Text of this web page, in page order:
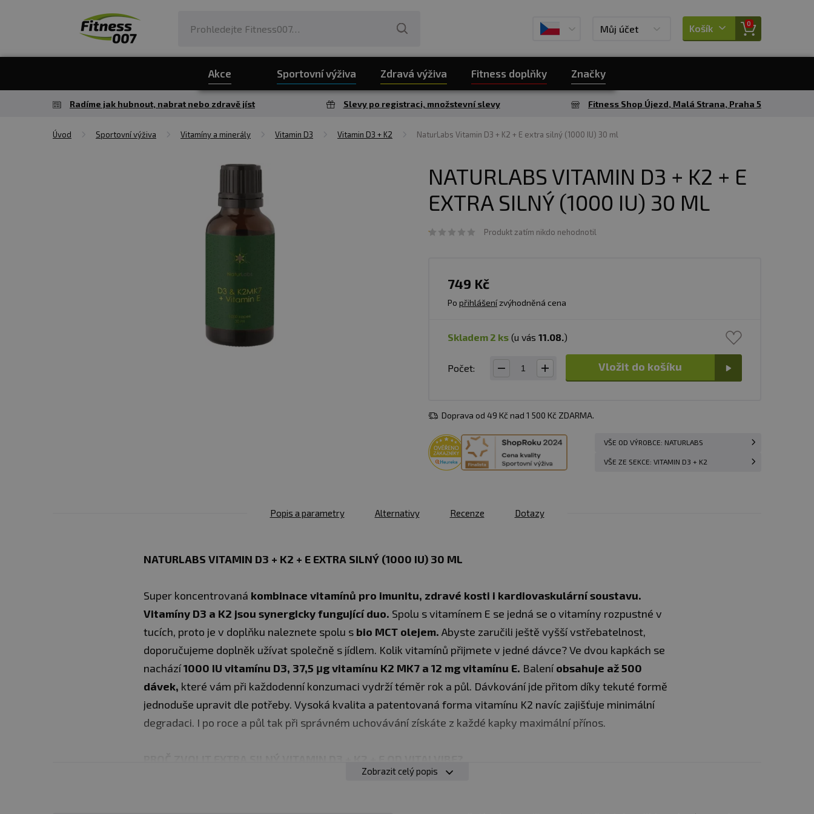
Můj účet Košík 0
Akce Sportovní výživa Zdravá výživa Fitness doplňky Značky
Radíme jak hubnout, nabrat nebo zdravě jíst Slevy po registraci, množstevní slevy Fitness Shop Újezd, Malá Strana, Praha 5
Úvod Sportovní výživa Vitamíny a minerály Vitamin D3 Vitamin D3 + K2 NaturLabs Vitamin D3 + K2 + E extra silný (1000 IU) 30 ml
NATURLABS VITAMIN D3 + K2 + E
EXTRA SILNÝ (1000 IU) 30 ML
Produkt zatím nikdo nehodnotil
749 Kč
Po přihlášenízvýhodněná cena
skladem 2 ks (u vás 11.08.)
Počet: Vložit do košíku
Doprava od 49 Kč nad 1 500 Kč ZDARMA.
VŠE OD VÝROBCE: NATURLABS
VŠE ZE SEKCE: VITAMIN D3 + K2
Popis a parametry Alternativy Recenze Dotazy
NATURLABS VITAMIN D3 + K2 + E EXTRA SILNÝ (1000 IU) 30 ML
Super koncentrovaná kombinace vitamínů pro imunitu, zdravé kosti i kardiovaskulární soustavu.
Vitamíny D3 a K2 jsou synergicky fungující duo. Spolu s vitamínem E se jedná se o vitamíny rozpustné v
tucích, proto je v doplňku naleznete spolu s bio MCT olejem. Abyste zaručili ještě vyšší vstřebatelnost,
doporučujeme doplněk užívat společně s jídlem. Kolik vitamínů přijmete v jedné dávce? Ve dvou kapkách se
nachází1000 IU vitamínu D3, 37,5 μg vitamínu K2 MK7 a 12 mg vitamínu E. Baleníobsahuje až 500
dávek, které vám při každodenní konzumaci vydrží téměr rok a půl. Dávkování jde přitom díky tekuté formě
jednoduše upravit dle potřeby. Vysoká kvalita a patentovaná forma vitamínu K2 navíc zajišťuje minimální
degradaci. I po roce a půl tak při správném uchovávání získáte z každé kapky maximální přínos.
ze sterolu z boroviceZobrazit celý popis